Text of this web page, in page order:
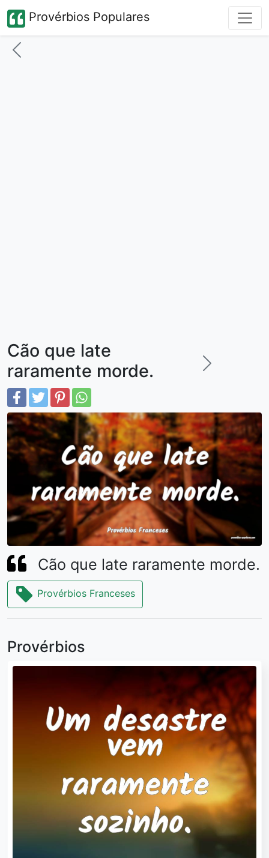
Provérbios Populares
Cão que late
raramente morde.
Cão que late raramente morde.
Provérbios Franceses
Provérbios